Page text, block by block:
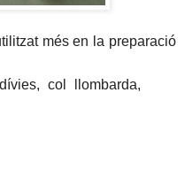
més en la preparació
col llombarda,